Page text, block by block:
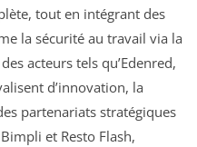
tout en intégrant des
la sécurité au travail via la
acteurs tels qu’Edenred,
d’innovation, la
partenariats stratégiques
et Resto Flash,